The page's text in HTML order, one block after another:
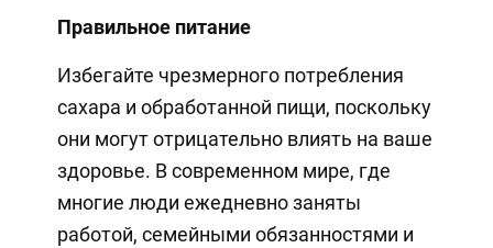
Правильное питание
Избегайте чрезмерного потребления
сахара и обработанной пищи, поскольку
они могут отрицательно влиять на ваше
здоровье. В современном мире, где
многие люди ежедневно заняты
работой, семейными обязанностями и